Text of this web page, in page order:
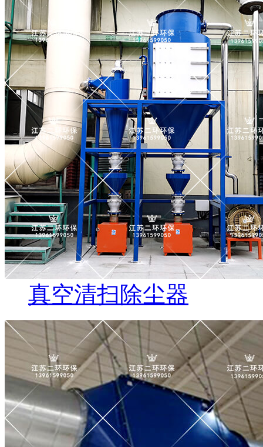
真空清扫除尘器